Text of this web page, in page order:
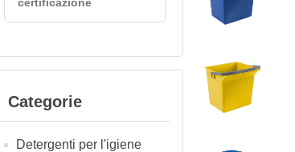
Categorie
Detergenti per l'igiene